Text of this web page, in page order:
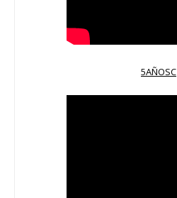
5AÑOSC